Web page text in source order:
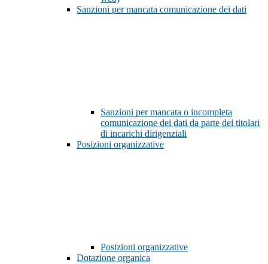
Sanzioni per mancata comunicazione dei dati
Sanzioni per mancata o incompleta
comunicazione dei dati da parte dei titolari
di incarichi dirigenziali
Posizioni organizzative
Posizioni organizzative
Dotazione organica